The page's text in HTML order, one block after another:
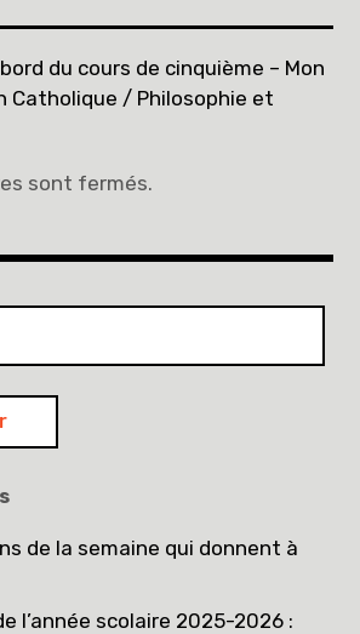
du cours de cinquième – Mon
Catholique / Philosophie et
sont fermés.
de la semaine qui donnent à
l’année scolaire 2025-2026 :